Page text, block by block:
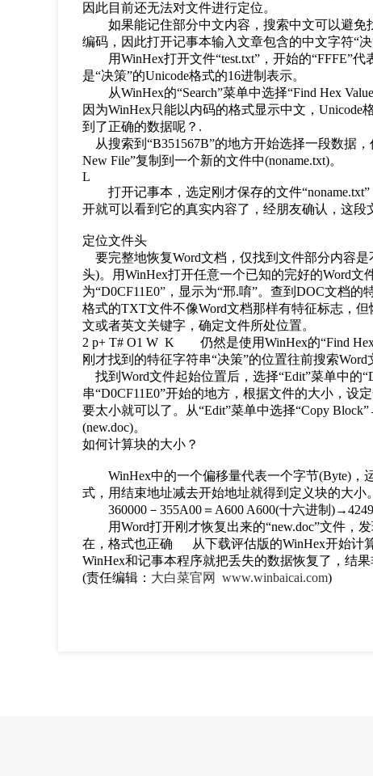
因此目前还无法对文件进行定位。
如果能记住部分中文内容，搜索中文可以避免
编码，因此打开记事本输入文章包含的中文字符“决
用WinHex打开文件“test.txt”，开始的“FFFE”代
是“决策”的Unicode格式的16进制表示。
从WinHex的“Search”菜单中选择“Find Hex
因为WinHex只能以内码的格式显示中文，
到了正确的数据呢？.
从搜索到“B351567B”的地方开始选择一段数据
New File”复制到一个新的文件中(noname.txt)。
L
打开记事本，选定刚才保存的文件“noname.txt”
开就可以看到它的真实内容了，经朋友确认，这段
定位文件头
要完整地恢复Word文档，仅找到文件部分内容
头)。用WinHex打开任意一个已知的完好的Word文
为“D0CF11E0”，显示为“邢.唷”。查到DOC文档
格式的TXT文件不像Word文档那样有特征标志，
文或者英文关键字，确定文件所处位置。
2 p+ T# O1 W K 仍然是使用WinHex的“Find Hex
刚才找到的特征字符串“决策”的位置往前搜索Word
找到Word文件起始位置后，选择“Edit”菜单中的
串“D0CF11E0”开始的地方，根据文件的大小，设
要太小就可以了。从“Edit”菜单中选择“Copy
(new.doc)。
如何计算块的大小？
WinHex中的一个偏移量代表一个字节(Byte)，
式，用结束地址减去开始地址就得到定义块的大小。
360000－355A00＝A600 A600(十六进制
用Word打开刚才恢复出来的“new.doc”文件，
在，格式也正确 从下载评估版的WinHex开始计
WinHex和记事本程序就把丢失的数据恢复了，结
(责任编辑： 大白菜官网 www.winbaicai.com)